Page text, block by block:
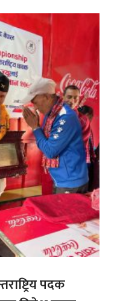
पदक